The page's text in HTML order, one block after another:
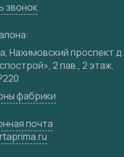
звонок
Нахимовский проспект
2 пав., 2 этаж,
фабрики
почта